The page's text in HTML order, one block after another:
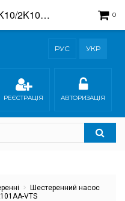
РУС УКР
0
РЕЄСТРАЦІЯ АВТОРИЗАЦІЯ
Шестеренний насос
VTS
Насос шестеренний GP2K10/2K10L-A101AA-VTS - купити, Гідросила